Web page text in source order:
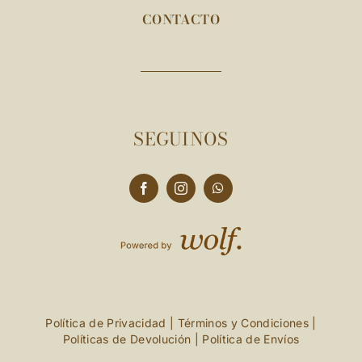
CONTACTO
SEGUINOS
Política de Privacidad Términos y Condiciones|
Políticas de Devolución
Política de Envíos